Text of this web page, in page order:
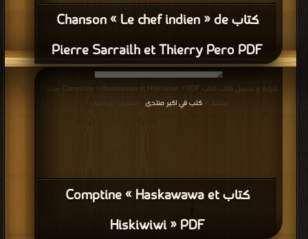
كتاب Chanson « Le chef indien » de
Pierre Sarrailh et Thierry Pero PDF
كتاب Comptine « Haskawawa et
Hiskiwiwi » PDF
قراءة و تحميل كتاب كتاب Comptine « Haskawawa et Hiskiwiwi » PDF مجانا |
مكتبة >كتب في اكبر منتدى | التحميل : مرة/مرات